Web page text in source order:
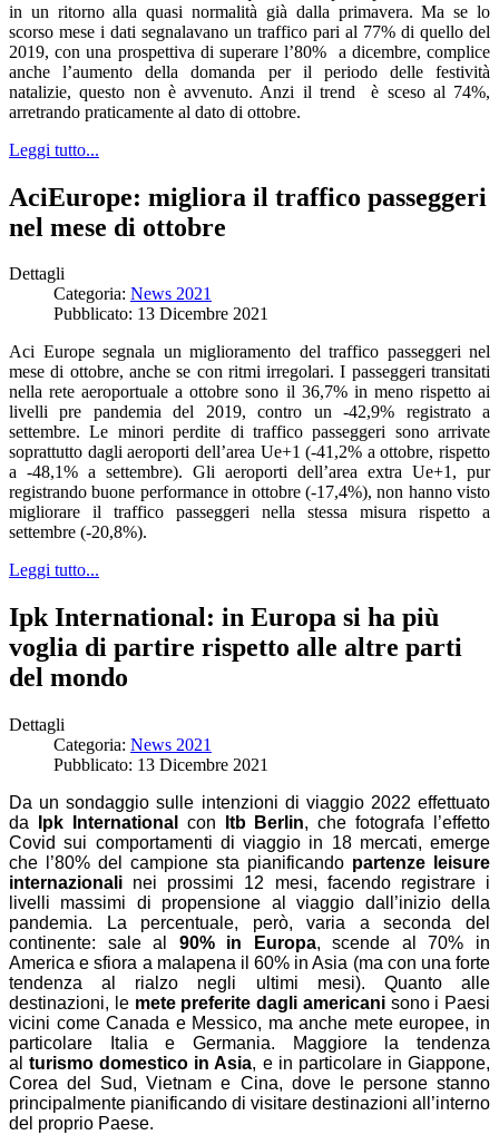
in un ritorno alla quasi normalità già dalla primavera. Ma se lo
scorso mese i dati segnalavano un traffico pari al 77% di quello del
2019, con una prospettiva di superare l’80% a dicembre, complice
anche l’aumento della domanda per il periodo delle festività
natalizie, questo non è avvenuto. Anzi il trend è sceso al 74%,
arretrando praticamente al dato di ottobre.
Leggi tutto...
AciEurope: migliora il traffico passeggeri
nel mese di ottobre
Dettagli
Categoria: News 2021
Pubblicato: 13 Dicembre 2021
Aci Europe segnala un miglioramento del traffico passeggeri nel
mese di ottobre, anche se con ritmi irregolari. I passeggeri transitati
nella rete aeroportuale a ottobre sono il 36,7% in meno rispetto ai
livelli pre pandemia del 2019, contro un -42,9% registrato a
settembre. Le minori perdite di traffico passeggeri sono arrivate
soprattutto dagli aeroporti dell’area Ue+1 (-41,2% a ottobre, rispetto
a -48,1% a settembre). Gli aeroporti dell’area extra Ue+1, pur
registrando buone performance in ottobre (-17,4%), non hanno visto
migliorare il traffico passeggeri nella stessa misura rispetto a
settembre (-20,8%).
Leggi tutto...
Ipk International: in Europa si ha più
voglia di partire rispetto alle altre parti
del mondo
Dettagli
Categoria: News 2021
Pubblicato: 13 Dicembre 2021
Da un sondaggio sulle intenzioni di viaggio 2022 effettuato
da
Ipk International con Itb Berlin, che fotografa l’effetto
Covid sui comportamenti di viaggio in 18 mercati, emerge
che l’80% del campione sta pianificando partenze leisure
internazionali nei prossimi 12 mesi, facendo registrare i
livelli massimi di propensione al viaggio dall’inizio della
pandemia. La percentuale, però, varia a seconda del
continente: sale al 90% in Europa, scende al 70% in
America e sfiora a malapena il 60% in Asia (ma con una forte
tendenza al rialzo negli ultimi mesi). Quanto alle
destinazioni, lemete preferite dagli americani sono i Paesi
vicini come Canada e Messico, ma anche mete europee, in
particolare Italia e Germania. Maggiore la tendenza
alturismo domestico in Asia, e in particolare in Giappone,
Corea del Sud, Vietnam e Cina, dove le persone stanno
principalmente pianificando di visitare destinazioni all’interno
del proprio Paese.